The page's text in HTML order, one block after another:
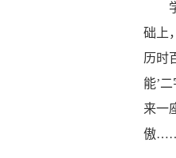
学
础上
历时
能’
来一
傲